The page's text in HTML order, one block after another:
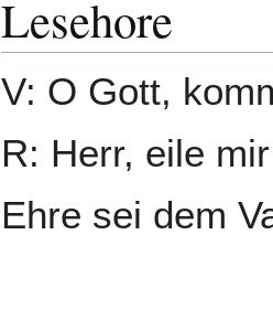
Lesehore
V: O Gott,
R: Herr, eile
Ehre sei dem